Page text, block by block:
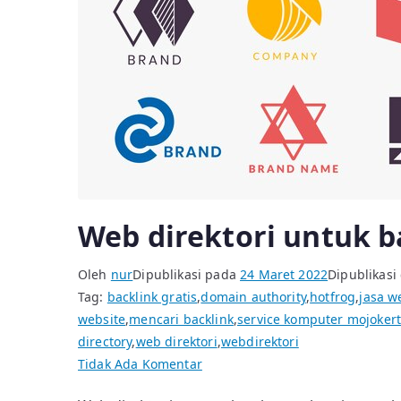
Web direktori untuk
Oleh nurDipublikasi pada24 Maret 2022Dipublikasi
Tag: backlink gratis,domain authority,hotfrog,jasa
website,mencari backlink,service komputer
directory,web direktori,webdirektori
Tidak Ada Komentarpada